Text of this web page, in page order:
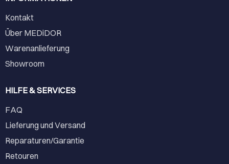
Kontakt
Über MEDiDOR
Warenanlieferung
Showroom
HILFE & SERVICES
FAQ
Lieferung und Versand
Reparaturen/Garantie
Retouren